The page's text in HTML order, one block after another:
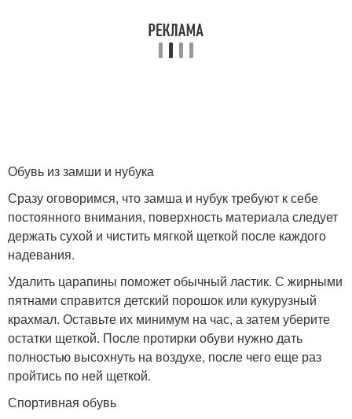
Обувь из замши и нубука
Сразу оговоримся, что замша и нубук требуют к себе
постоянного внимания, поверхность материала следует
держать сухой и чистить мягкой щеткой после каждого
надевания.
Удалить царапины поможет обычный ластик. С жирными
пятнами справится детский порошок или кукурузный
крахмал. Оставьте их минимум на час, а затем уберите
остатки щеткой. После протирки обуви нужно дать
полностью высохнуть на воздухе, после чего еще раз
пройтись по ней щеткой.
Спортивная обувь